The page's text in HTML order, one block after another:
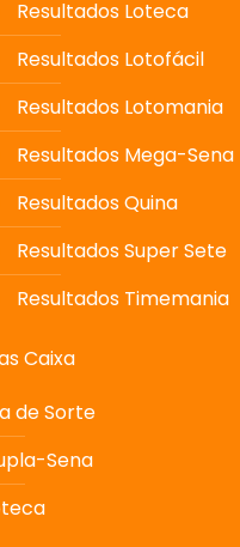
Resultados Loteca
Resultados Lotofácil
Resultados Lotomania
Resultados Mega-Sena
Resultados Quina
Resultados Super Sete
Resultados Timemania
Caixa
de Sorte
Sena